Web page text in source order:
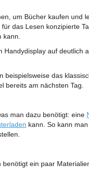
um Bücher kaufen und
das Lesen konzipierte
auf deutlich
beispielsweise das
bereits am nächsten Tag.
man dazu benötigt: eine
kann. So kann
ein paar